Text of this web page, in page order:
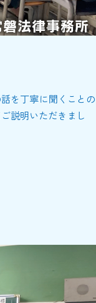
を丁寧に聞くことの
説明いただきまし